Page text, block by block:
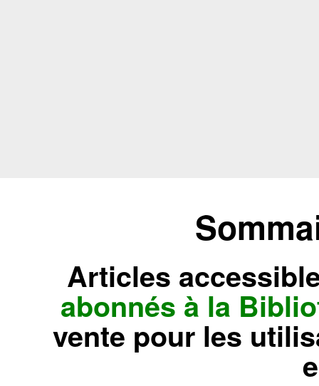
Articles
abonnés à la
vente pour les